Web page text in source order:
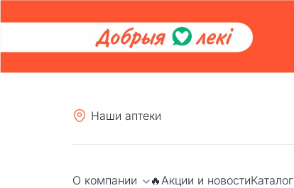
Наши аптеки
О компании 🔥Акции и новостиКаталог